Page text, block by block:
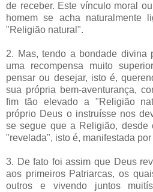
de receber. Este vínculo moral
homem se acha naturalmente
"Religião natural".
2. Mas, tendo a bondade divina
uma recompensa muito
pensar ou desejar, isto é,
sua própria bem-aventurança,
fim tão elevado a "Religião
próprio Deus o instruísse nos
se segue que a Religião, desde
"revelada", isto é, manifestada
3. De fato foi assim que Deus
aos primeiros Patriarcas, os
outros e vivendo juntos